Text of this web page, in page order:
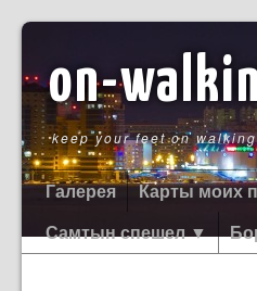
on-
keep your feet on walking
Галерея Карты моих
Самтын спешел ▼